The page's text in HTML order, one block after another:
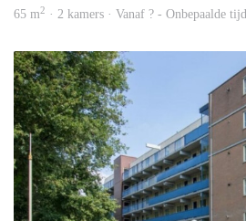
65 m2 · 2 kamers · Vanaf ? - Onbepaalde tijd